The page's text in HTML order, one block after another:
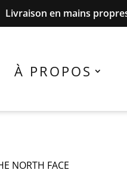
Livraison en mains
À PROPOS
NORTH FACE